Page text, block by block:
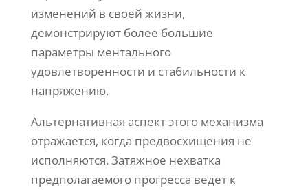
изменений в своей жизни,
демонстрируют более большие
параметры ментального
удовлетворенности и стабильности к
напряжению.
Альтернативная аспект этого механизма
отражается, когда предвосхищения не
исполняются. Затяжное нехватка
предполагаемого прогресса ведет к